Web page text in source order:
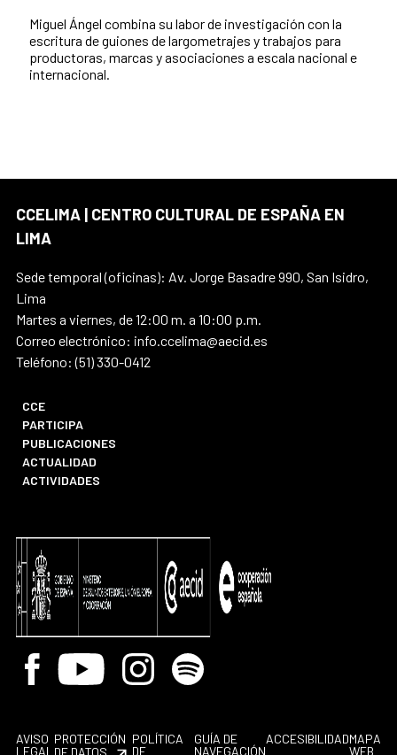
Miguel Ángel combina su labor de investigación con la
escritura de guiones de largometrajes y trabajos para
productoras, marcas y asociaciones a escala nacional e
internacional.
CCELIMA | CENTRO CULTURAL DE ESPAÑA EN
LIMA
Sede temporal (oficinas): Av. Jorge Basadre 990, San Isidro,
Lima
Martes a viernes, de 12:00 m. a 10:00 p.m.
Correo electrónico: info.ccelima@aecid.es
Teléfono: (51) 330-0412
CCE
PARTICIPA
PUBLICACIONES
ACTUALIDAD
ACTIVIDADES
Facebook
Youtube InstagramSpotify
AVISO
LEGAL
PROTECCIÓN
DE DATOS
POLÍTICA
DE
GUÍA DE
NAVEGACIÓN
ACCESIBILIDADMAPA
WEB